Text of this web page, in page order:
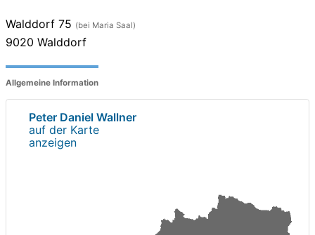
Walddorf 75 (bei Maria Saal)
9020 Walddorf
Allgemeine Information
Peter Daniel Wallner
auf der Karte
anzeigen